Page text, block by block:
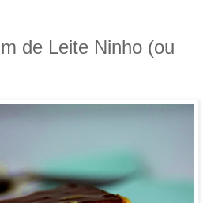
de Leite Ninho (ou